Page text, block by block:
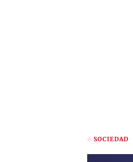
SOCIEDAD